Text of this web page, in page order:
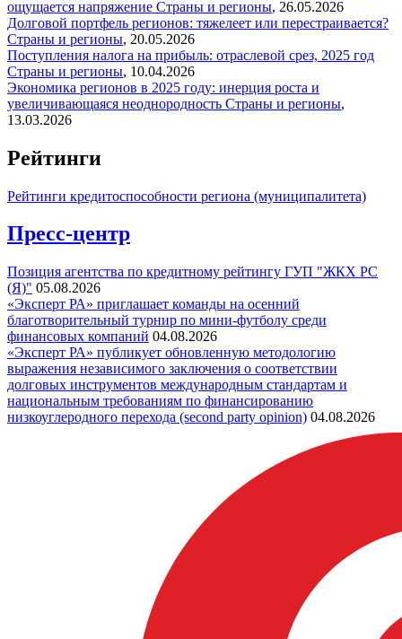
ощущается напряжение Страны и регионы, 26.05.2026
Долговой портфель регионов: тяжелеет или перестраивается?
Страны и регионы, 20.05.2026
Поступления налога на прибыль: отраслевой срез, 2025 год
Страны и регионы, 10.04.2026
Экономика регионов в 2025 году: инерция роста и
увеличивающаяся неоднородность Страны и регионы,
13.03.2026
Рейтинги
Рейтинги кредитоспособности региона (муниципалитета)
Пресс-центр
Позиция агентства по кредитному рейтингу ГУП "ЖКХ РС
(Я)" 05.08.2026
«Эксперт РА» приглашает команды на осенний
благотворительный турнир по мини-футболу среди
финансовых компаний 04.08.2026
«Эксперт РА» публикует обновленную методологию
выражения независимого заключения о соответствии
долговых инструментов международным стандартам и
национальным требованиям по финансированию
низкоуглеродного перехода (second party opinion) 04.08.2026